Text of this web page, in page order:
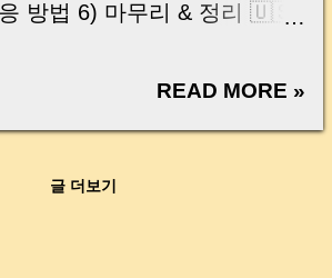
으로 안 들어오죠?” “매도인이 대
몰라서 생기는 걱정입니다. 그래
에 실제로 돈이 어떻게 움직이
나는지, 그리고 무엇을 꼭 준비
글 하나만 제대로 이해하시면,
방법 6) 마무리 & 정리 🇺🇸
Funds 5) How to
만 준비한다고 끝나지 않습니
READ MORE »
글 더보기